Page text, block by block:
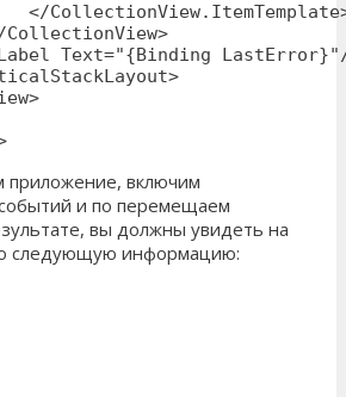
</
CollectionView>
Text="{Binding
приложение, включим
и по перемещаем
вы должны увидеть на
следующую информацию: